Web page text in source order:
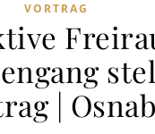
VORTRAG
|